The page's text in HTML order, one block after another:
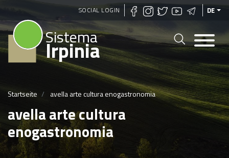
Direkt
zum
Inhalt
SOCIAL LOGIN DE
Sistema
Irpinia
Startseite avella arte cultura enogastronomia
avella arte cultura
enogastronomia